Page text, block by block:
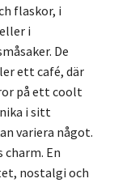
flaskor, i
i
De
ett café, där
på ett coolt
i sitt
variera något.
charm. En
nostalgi och